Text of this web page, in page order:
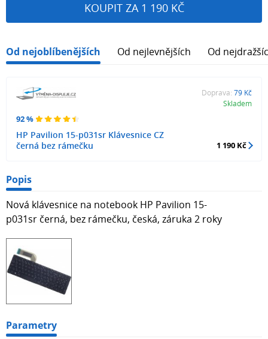
KOUPIT ZA 1 190 KČ
Od nejoblíbenějších Od nejlevnějších Od
92 %
HP Pavilion 15-p031sr Klávesnice CZ
černá bez rámečku
Doprava: 79 Kč
Skladem
1 190 Kč
Popis
Nová klávesnice na notebook HP Pavilion 15-
p031sr černá, bez rámečku, česká, záruka 2 roky
Parametry